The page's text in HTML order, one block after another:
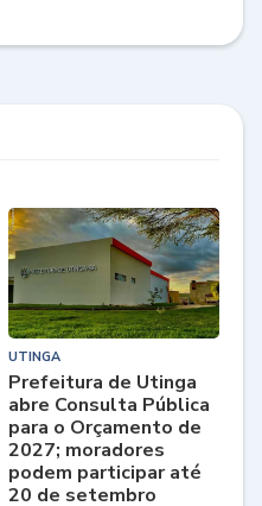
UTINGA
Prefeitura de Utinga
abre Consulta Pública
para o Orçamento de
2027; moradores
podem participar até
20 de setembro